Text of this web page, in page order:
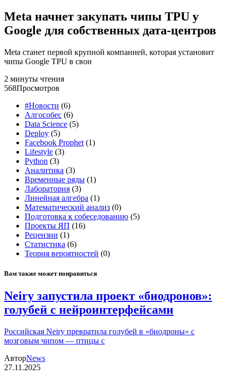
Meta начнет закупать чипы TPU у
Google для собственных дата-центров
Meta станет первой крупной компанией, которая установит
чипы Google TPU в свои
2 минуты чтения
568Просмотров
#Новости (6)
Aлгособес (6)
Data Science (5)
Deploy (5)
Facebook Prophet (1)
Lifestyle (3)
Python (3)
Аналитика (3)
Временные ряды (1)
Лаборатория (3)
Линейная алгебра (1)
Математический анализ (0)
Подготовка к собеседованию (5)
Проекты ЯП (16)
Рецензии (1)
Статистика (6)
Теория вероятностей (0)
Вам также может понравиться
Neiry запустила проект «биодронов»:
голубей с нейроинтерфейсами
Российская Neiry превратила голубей в «биодроны» с
мозговым чипом — птицы с
АвторNews
27.11.2025